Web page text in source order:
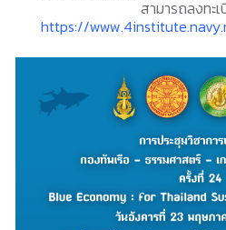
สามารถลงทะ
https://